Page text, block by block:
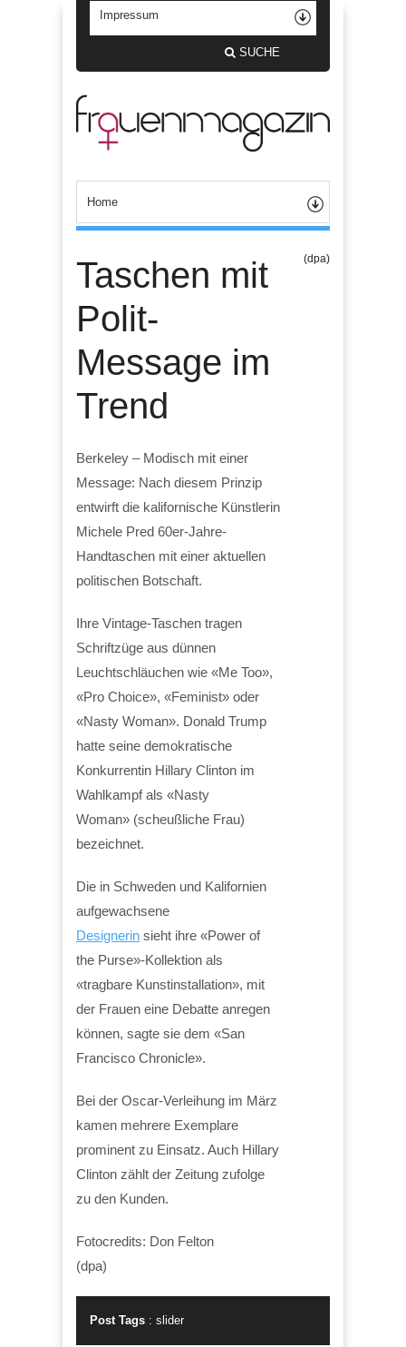
SUCHE
Taschen mit
Polit-
Message im
Trend
(dpa)
Berkeley – Modisch mit einer
Message: Nach diesem Prinzip
entwirft die kalifornische Künstlerin
Michele Pred 60er-Jahre-
Handtaschen mit einer aktuellen
politischen Botschaft.
Ihre Vintage-Taschen tragen
Schriftzüge aus dünnen
Leuchtschläuchen wie «Me Too»,
«Pro Choice», «Feminist» oder
«Nasty Woman». Donald Trump
hatte seine demokratische
Konkurrentin Hillary Clinton im
Wahlkampf als «Nasty
Woman» (scheußliche Frau)
bezeichnet.
Die in Schweden und Kalifornien
aufgewachsene
Designerin sieht ihre «Power of
the Purse»-Kollektion als
«tragbare Kunstinstallation», mit
der Frauen eine Debatte anregen
können, sagte sie dem «San
Francisco Chronicle».
Bei der Oscar-Verleihung im März
kamen mehrere Exemplare
prominent zu Einsatz. Auch Hillary
Clinton zählt der Zeitung zufolge
zu den Kunden.
Fotocredits: Don Felton
(dpa)
Post Tags : slider